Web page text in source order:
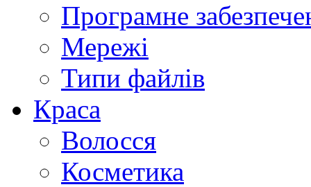
Програмне
Мережі
Типи файлів
Краса
Волосся
Косметика